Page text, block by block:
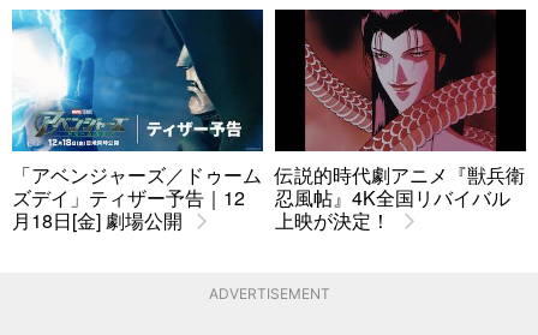
「アベンジャーズ／ドゥーム
ズデイ」ティザー予告｜12
月18日[金] 劇場公開
伝説的時代劇アニメ『獣兵衛
忍風帖』4K全国リバイバル
上映が決定！
ADVERTISEMENT